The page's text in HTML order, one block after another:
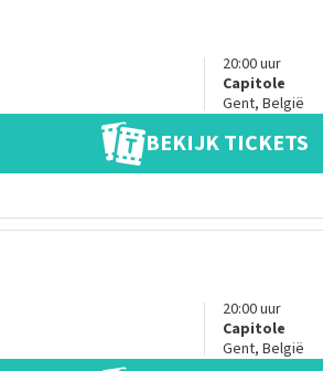
20:00uur
Capitole
Gent, België
BEKIJK TICKETS
20:00uur
Capitole
Gent, België